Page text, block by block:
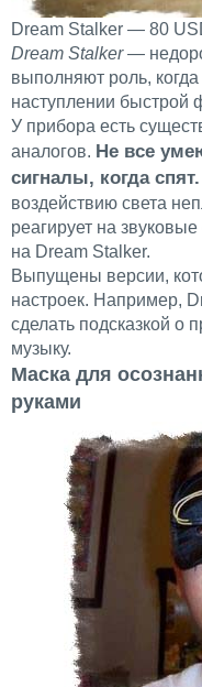
Dream Stalker — 80
Dream Stalker—
выполняют роль,
наступлении быстрой
У прибора есть
аналогов. Не все
сигналы, когда спят.
воздействию света
реагирует на
на Dream Stalker.
Выпущены версии,
настроек. Например,
сделать подсказкой
музыку.
Маска для
руками